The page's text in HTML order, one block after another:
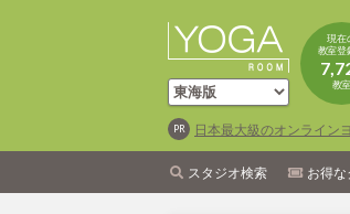
現在
教室登
教室
日本最大級のオンライン
スタジオ検索 お得